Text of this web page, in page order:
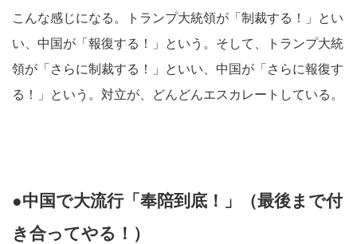
こんな感じになる。トランプ大統領が「制裁する！」とい
い、中国が「報復する！」という。そして、トランプ大統
領が「さらに制裁する！」といい、中国が「さらに報復す
る！」という。対立が、どんどんエスカレートしている。
●中国で大流行「奉陪到底！」（最後まで付
き合ってやる！）